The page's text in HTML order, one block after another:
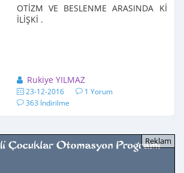
OTİZM VE BESLENME ARASINDA Kİ
İLİŞKİ .
Rukiye YILMAZ
23-12-2016
1 Yorum
363 İndirilme